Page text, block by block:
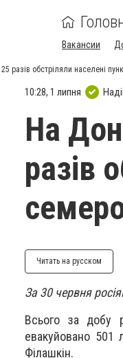
Вакансии
разів обстріляли населені
10:28, 1 липня
На
разів
Читать на русском
За 30 червня
Всього за добу
евакуйовано 501
Філашкін.